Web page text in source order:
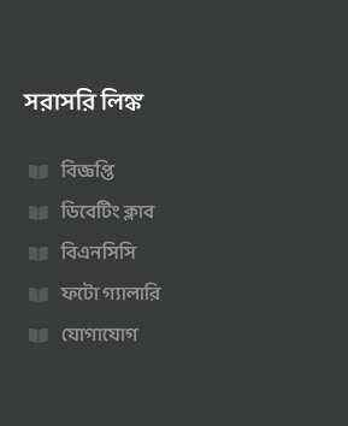
সরাসরি লিঙ্ক
বিজ্ঞপ্তি
ডিবেটিং ক্লাব
বিএনসিসি
ফটো গ্যালারি
যোগাযোগ